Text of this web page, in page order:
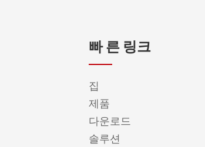
빠 른 링크
집
제품
다운로드
솔루션